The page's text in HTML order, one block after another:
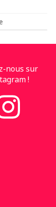
nous sur
!